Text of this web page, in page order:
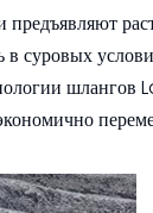
в суровых
шлангов